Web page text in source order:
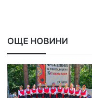
ОЩЕ НОВИНИ